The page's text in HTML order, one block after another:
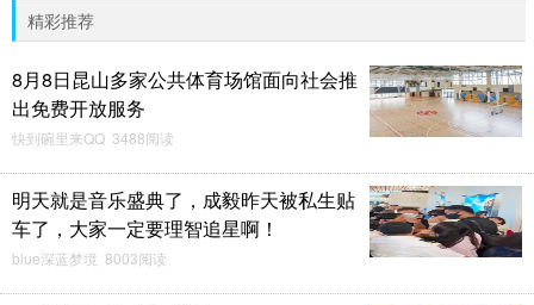
精彩推荐
8月8日昆山多家公共体育场馆面向社会推
出免费开放服务
快到碗里来QQ 3488阅读
明天就是音乐盛典了，成毅昨天被私生贴
车了，大家一定要理智追星啊！
blue深蓝梦境 8003阅读